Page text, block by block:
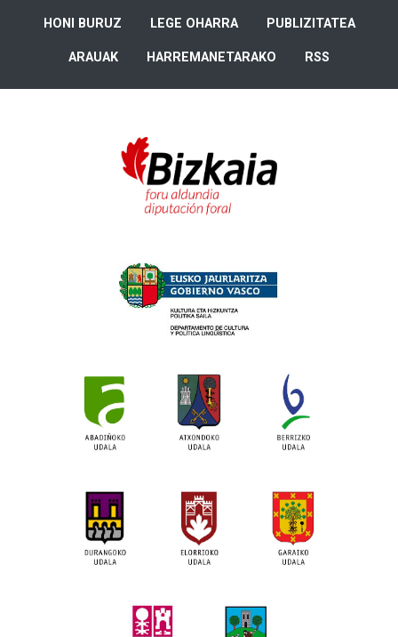
HONI BURUZ LEGE OHARRA PUBLIZITATEA
ARAUAK HARREMANETARAKO RSS